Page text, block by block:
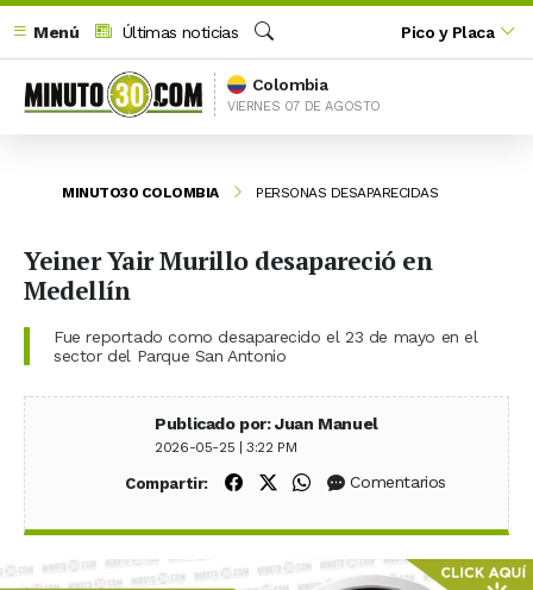
Menú
Últimas noticias
Buscar
Pico y Placa
Colombia
VIERNES 07 DE AGOSTO
MINUTO30 COLOMBIA PERSONAS DESAPARECIDAS
Yeiner Yair Murillo desapareció en
Medellín
Fue reportado como desaparecido el 23 de mayo en el
sector del Parque San Antonio
Publicado por: Juan Manuel
2026-05-25 | 3:22 PM
Compartir: Compartir en Facebook
Compartir en X (Twitter)
Compartir en WhatsApp
Comentarios